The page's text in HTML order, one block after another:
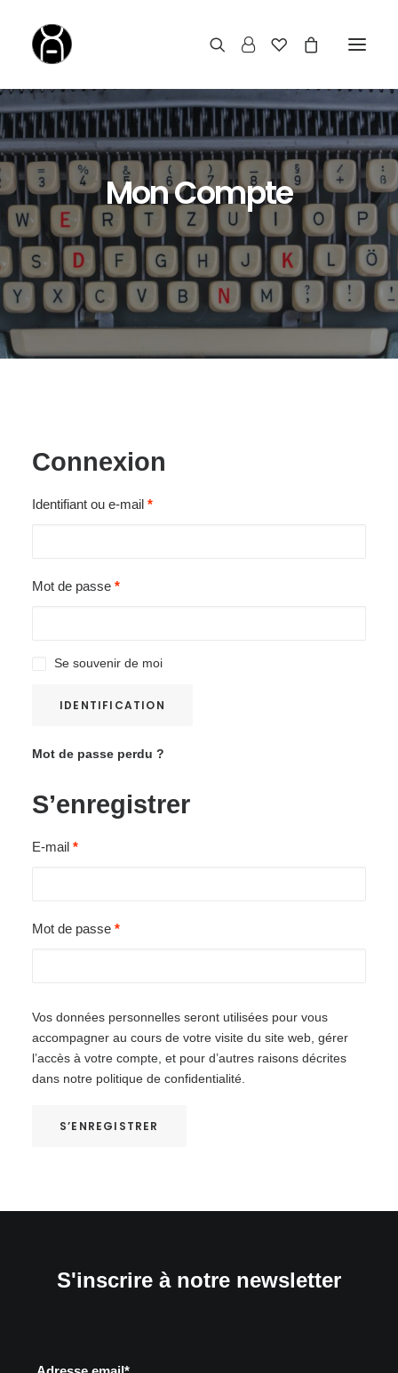
Mon Compte
Connexion
Identifiant ou e-mail *
Mot de passe *
Se souvenir de moi
IDENTIFICATION
Mot de passe perdu ?
S’enregistrer
E-mail *
Mot de passe *
Vos données personnelles seront utilisées pour vous
accompagner au cours de votre visite du site web, gérer
l’accès à votre compte, et pour d’autres raisons décrites
dans notre politique de confidentialité.
S’ENREGISTRER
S'inscrire à notre newsletter